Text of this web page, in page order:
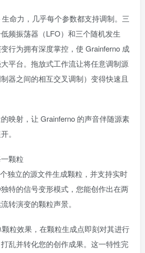
命力，几乎每个参数都支持调制。三
频振荡器（LFO）和三个随机发生
行为拥有深度掌控，使 Grainferno 成
平台。拖放式工作流让将任意调制源
器之间的相互交叉调制）变得快速且
映射，让 Grainferno 的声音伴随源素
。
颗粒
独立的源文件生成颗粒，并支持实时
特的信号变形模式，您能创作出在两
转演变的颗粒声景。
粒效果，在颗粒生成点即刻对其进行
乱并转化您的创作成果。这一特性完